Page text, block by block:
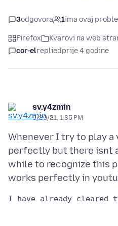
3odgovora 1ima ovaj
Firefox Kvarovi na web
cor-elrepliedprije 4 godine
sv.y4zmin
9/29/21, 1:35 PM
Whenever I try to play a
perfectly but there isnt
while to recognize this